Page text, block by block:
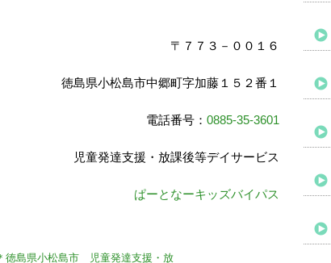
〒７７３－００１６
徳島県小松島市中郷町字加藤１５２番１
電話番号： 0885-35-3601
児童発達支援・放課後等デイサービス
ぱーとなーキッズバイパス
徳島県小松島市 児童発達支援・放